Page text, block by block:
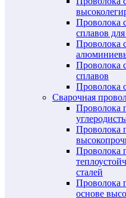
Проволока
сплавов
Проволока
Проволока
сплавов
Проволока
Сварочная
Проволока
Проволока
Проволока
сталей
Проволока
основе